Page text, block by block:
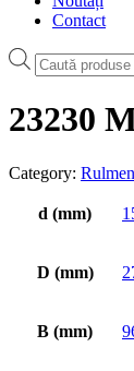
Contact
Products
search
23230
Category:
d (mm)
D (mm)
B (mm)